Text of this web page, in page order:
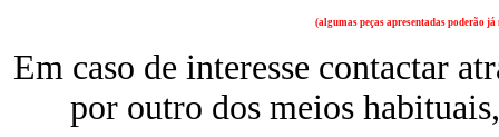
(algumas peças apresentadas poderão
Em caso de interesse contactar
por outro dos meios